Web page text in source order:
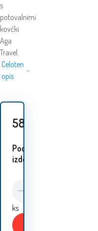
s
potovalnimi
kovčki
Aga
Travel.
Celoten
opis
58.80
Podobni
izdelki:
ks